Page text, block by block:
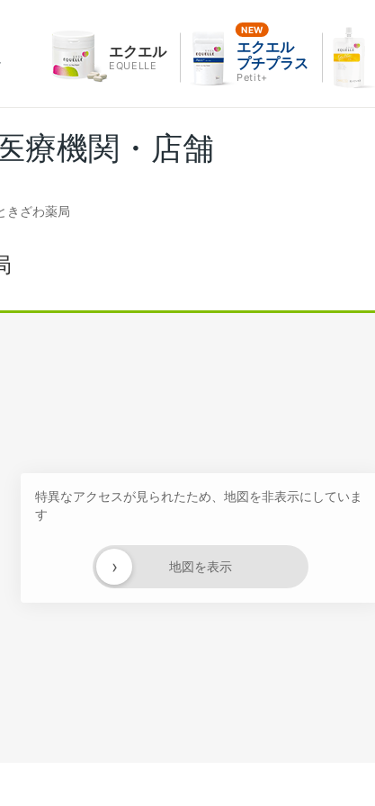
エクエル
EQUELLE
エクエル
プチプラス
Petit+
療機関・店舗
きざわ薬局
特異なアクセスが見られたため、地図を非表示にしていま
す
地図を表示
›